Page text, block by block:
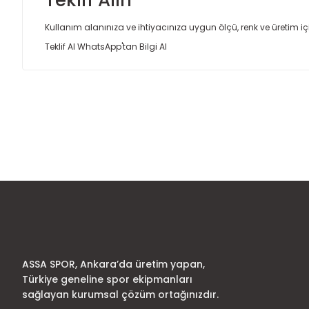
Kullanım alanınıza ve ihtiyacınıza uygun ölçü, renk ve üretim
Teklif Al WhatsApp'tan Bilgi Al
Ürün bilgilerinde hatalar bulunuyor.
ASSA SPOR, Ankara’da üretim yapan,
Türkiye geneline spor ekipmanları
sağlayan kurumsal çözüm ortağınızdır.